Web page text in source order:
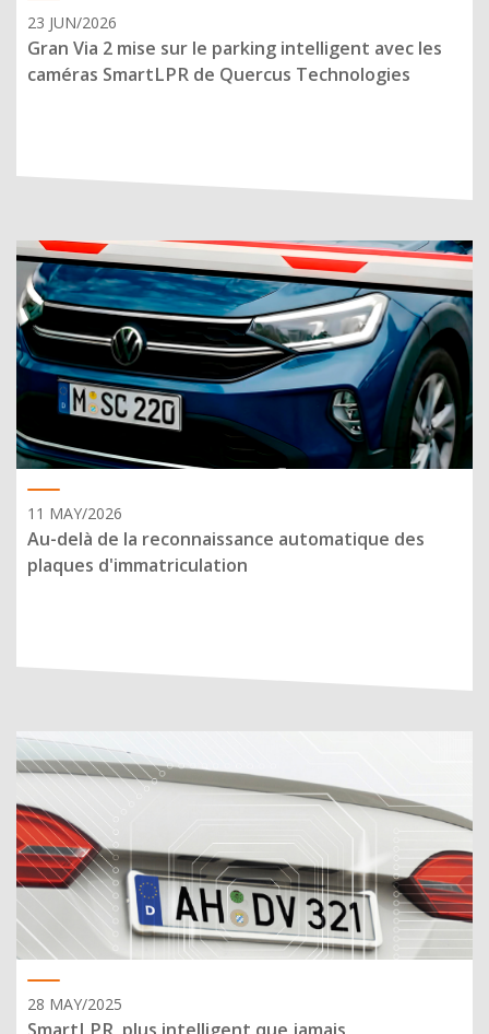
23 JUN/2026
Gran Via 2 mise sur le parking intelligent avec les
caméras SmartLPR de Quercus Technologies
11 MAY/2026
Au-delà de la reconnaissance automatique des
plaques d'immatriculation
28 MAY/2025